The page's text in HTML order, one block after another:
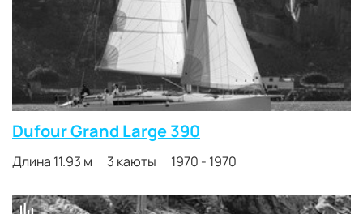
Dufour Grand Large 390
Длина 11.93 м 3 каюты 1970 - 1970